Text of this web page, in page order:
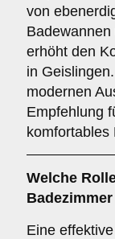
von
erhöht den
in
modernen
Empfehlung
komfortables
Welche
Eine